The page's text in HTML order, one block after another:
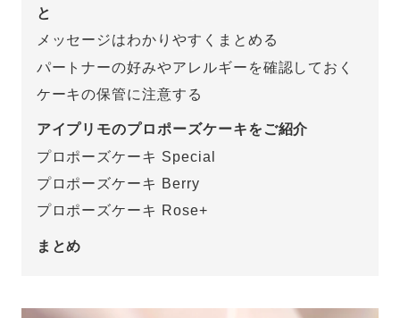
と
メッセージはわかりやすくまとめる
パートナーの好みやアレルギーを確認しておく
ケーキの保管に注意する
アイプリモのプロポーズケーキをご紹介
プロポーズケーキ Special
プロポーズケーキ Berry
プロポーズケーキ Rose+
まとめ
おすすめの婚約指輪
パーフェクトプロポーズリング ®
プロポーズシチュエーション診断
婚約指輪マッチング診断
プロポーズプラン検索
ダイヤモンドの品質とは？
プロポーズの方法
タイミング
プレゼント
場所
婚約指輪のご購入と
I-PRIMO公式サイト